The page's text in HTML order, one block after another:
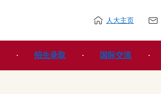
人大主页
招生录取 国际交流